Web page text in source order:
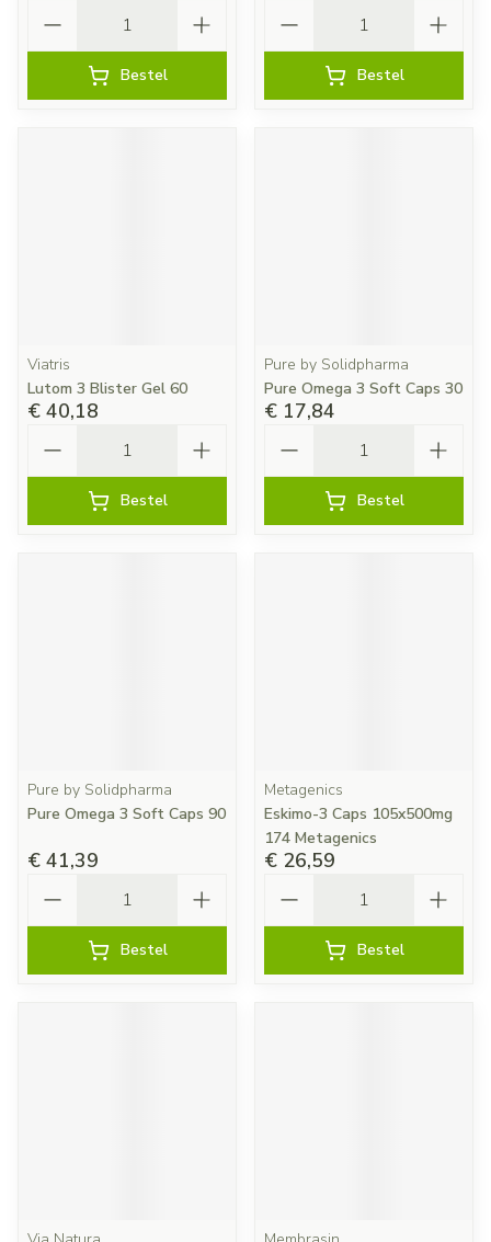
Bestel Bestel
Viatris
Lutom 3 Blister Gel 60
€ 40,18
Bestel
Pure by Solidpharma
Pure Omega 3 Soft Caps 30
€ 17,84
Bestel
Pure by Solidpharma
Pure Omega 3 Soft Caps 90
€ 41,39
Bestel
Metagenics
Eskimo-3 Caps 105x500mg
174 Metagenics
€ 26,59
Bestel